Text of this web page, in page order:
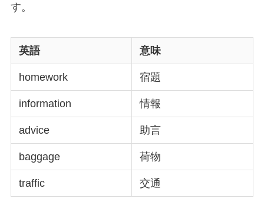
す。
英語 意味
homework 宿題
information 情報
advice 助言
baggage 荷物
traffic 交通